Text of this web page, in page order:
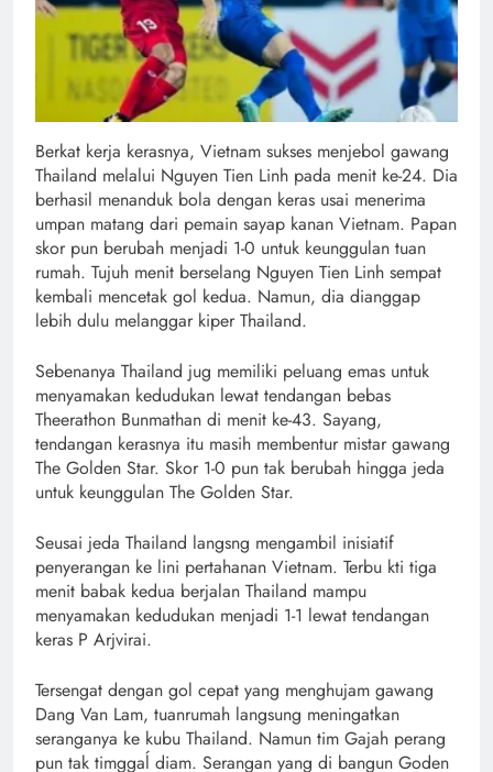
Berkat kerja kerasnya, Vietnam sukses menjebol gawang
Thailand melalui Nguyen Tien Linh pada menit ke-24. Dia
berhasil menanduk bola dengan keras usai menerima
umpan matang dari pemain sayap kanan Vietnam. Papan
skor pun berubah menjadi 1-0 untuk keunggulan tuan
rumah. Tujuh menit berselang Nguyen Tien Linh sempat
kembali mencetak gol kedua. Namun, dia dianggap
lebih dulu melanggar kiper Thailand.
Sebenanya Thailand jug memiliki peluang emas untuk
menyamakan kedudukan lewat tendangan bebas
Theerathon Bunmathan di menit ke-43. Sayang,
tendangan kerasnya itu masih membentur mistar gawang
The Golden Star. Skor 1-0 pun tak berubah hingga jeda
untuk keunggulan The Golden Star.
Seusai jeda Thailand langsng mengambil inisiatif
penyerangan ke lini pertahanan Vietnam. Terbu kti tiga
menit babak kedua berjalan Thailand mampu
menyamakan kedudukan menjadi 1-1 lewat tendangan
keras P Arjvirai.
Tersengat dengan gol cepat yang menghujam gawang
Dang Van Lam, tuanrumah langsung meningatkan
seranganya ke kubu Thailand. Namun tim Gajah perang
pun tak timggaĺ diam. Serangan yang di bangun Goden